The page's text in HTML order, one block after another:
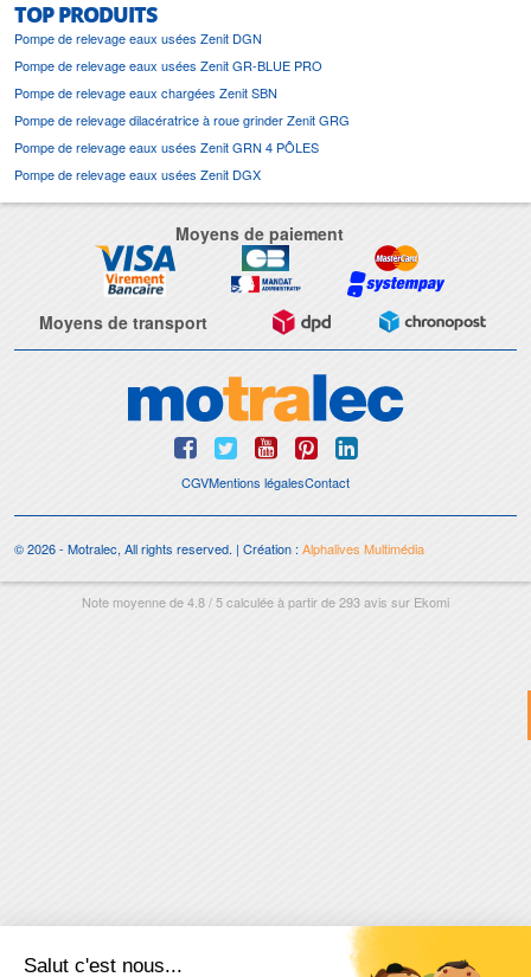
TOP PRODUITS
Pompe de relevage eaux usées Zenit DGN
Pompe de relevage eaux usées Zenit GR-BLUE PRO
Pompe de relevage eaux chargées Zenit SBN
Pompe de relevage dilacératrice à roue grinder Zenit GRG
Pompe de relevage eaux usées Zenit GRN 4 PÔLES
Pompe de relevage eaux usées Zenit DGX
Moyens de paiement
Moyens de transport
CGVMentions légalesContact
© 2026 - Motralec, All rights reserved. | Création :Alphalives Multimédia
Note moyenne de4.8/5calculée à partir de293avis sur Ekomi